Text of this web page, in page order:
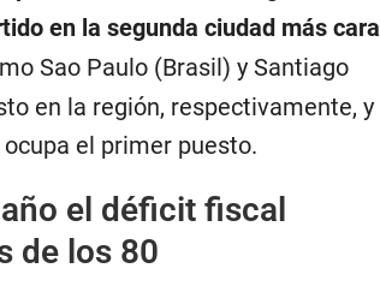
en la segunda ciudad más cara
Sao Paulo (Brasil) y Santiago
en la región, respectivamente, y
el primer puesto.
el déficit fiscal
de los 80